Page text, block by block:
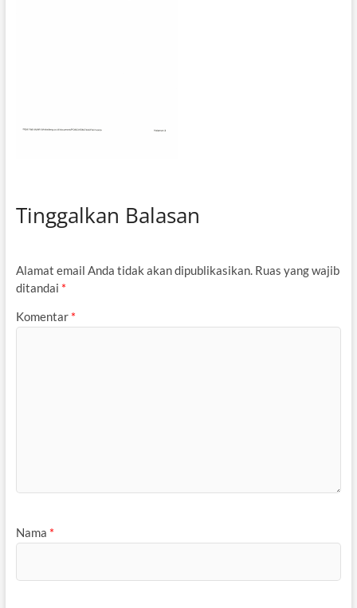
Tinggalkan Balasan
Alamat email Anda tidak akan dipublikasikan. Ruas yang wajib
ditandai *
Komentar *
Nama *